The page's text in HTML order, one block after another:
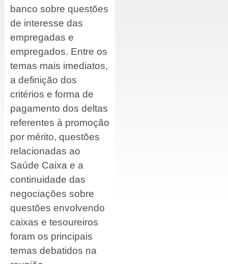
banco sobre questões
de interesse das
empregadas e
empregados. Entre os
temas mais imediatos,
a definição dos
critérios e forma de
pagamento dos deltas
referentes à promoção
por mérito, questões
relacionadas ao
Saúde Caixa e a
continuidade das
negociações sobre
questões envolvendo
caixas e tesoureiros
foram os principais
temas debatidos na